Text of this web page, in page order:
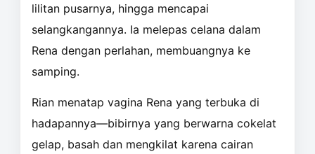
lilitan pusarnya, hingga mencapai
selangkangannya. Ia melepas celana dalam
Rena dengan perlahan, membuangnya ke
samping.
Rian menatap vagina Rena yang terbuka di
hadapannya—bibirnya yang berwarna cokelat
gelap, basah dan mengkilat karena cairan